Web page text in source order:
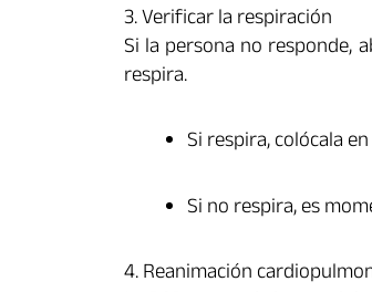
3. Verificar la respiración
Si la persona no responde,
respira.
Si respira, colócala
Si no respira, es
4. Reanimación